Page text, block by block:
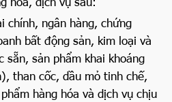
chính, ngân hàng, chứng
bất động sản, kim loại và
sản phẩm khai khoáng
than cốc, dầu mỏ tinh chế,
hàng hóa và dịch vụ chịu